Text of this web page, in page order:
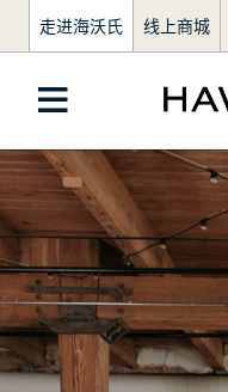
走进海沃氏 线上商城